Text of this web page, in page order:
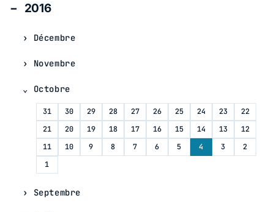
2016
Décembre
Novembre
Octobre
31 30 29 28 27 26 25 24 23
22
21
20 19 18 17 16 15 14 13
12
11
10 9 8 7 6 5 4 3
2
1
Septembre